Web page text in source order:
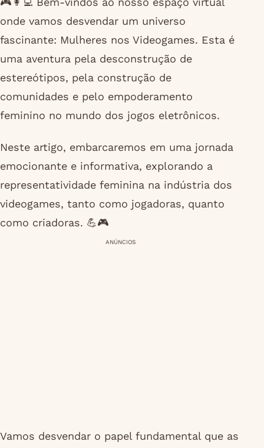
onde vamos desvendar um universo
fascinante: Mulheres nos Videogames. Esta é
uma aventura pela desconstrução de
estereótipos, pela construção de
comunidades e pelo empoderamento
feminino no mundo dos jogos eletrônicos.
Neste artigo, embarcaremos em uma jornada
emocionante e informativa, explorando a
representatividade feminina na indústria dos
videogames, tanto como jogadoras, quanto
como criadoras. 💪🎮
ANÚNCIOS
Vamos desvendar o papel fundamental que as